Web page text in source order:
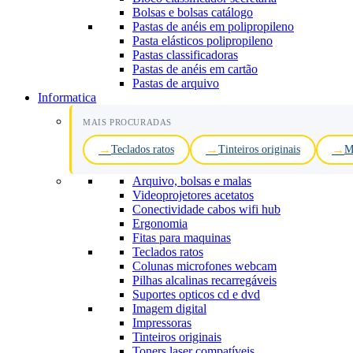
Bolsas e bolsas catálogo
Pastas de anéis em polipropileno
Pasta elásticos polipropileno
Pastas classificadoras
Pastas de anéis em cartão
Pastas de arquivo
Informatica
MAIS PROCURADAS
Teclados ratos Tinteiros originais
Arquivo, bolsas e malas
Videoprojetores acetatos
Conectividade cabos wifi hub
Ergonomia
Fitas para maquinas
Teclados ratos
Colunas microfones webcam
Pilhas alcalinas recarregáveis
Suportes opticos cd e dvd
Imagem digital
Impressoras
Tinteiros originais